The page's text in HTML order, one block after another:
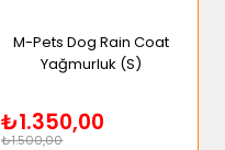
M-Pets Dog Rain Coat
Yağmurluk (S)
₺1.350,00
₺1.500,00